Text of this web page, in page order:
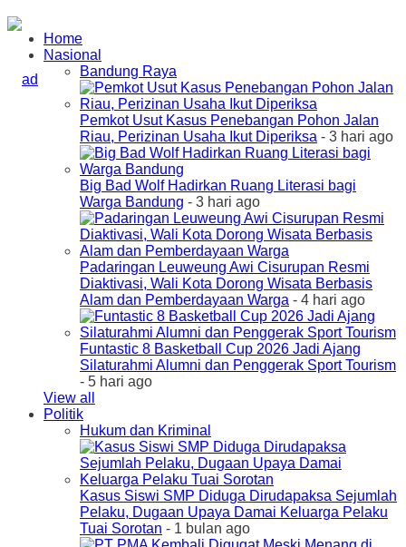
Home
Nasional
Bandung Raya
Pemkot Usut Kasus Penebangan Pohon Jalan
Riau, Perizinan Usaha Ikut Diperiksa - 3 hari ago
Big Bad Wolf Hadirkan Ruang Literasi bagi
Warga Bandung - 3 hari ago
Padaringan Leuweung Awi Cisurupan Resmi
Diaktivasi, Wali Kota Dorong Wisata Berbasis
Alam dan Pemberdayaan Warga - 4 hari ago
Funtastic 8 Basketball Cup 2026 Jadi Ajang
Silaturahmi Alumni dan Penggerak Sport Tourism
- 5 hari ago
View all
Politik
Hukum dan Kriminal
Kasus Siswi SMP Diduga Dirudapaksa Sejumlah
Pelaku, Dugaan Upaya Damai Keluarga Pelaku
Tuai Sorotan - 1 bulan ago